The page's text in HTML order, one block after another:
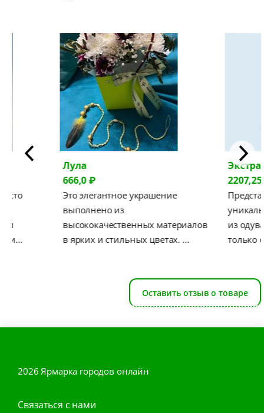
украшение
материалов
цветах. …
Экстракт Одуванчика
Представляю вашему вниманию
уникальный продукт —
из одуванчика, которые не
только обогатят…
Оставить отзыв о товаре
2026 Ярмарка городов онлайн
Связаться с нами